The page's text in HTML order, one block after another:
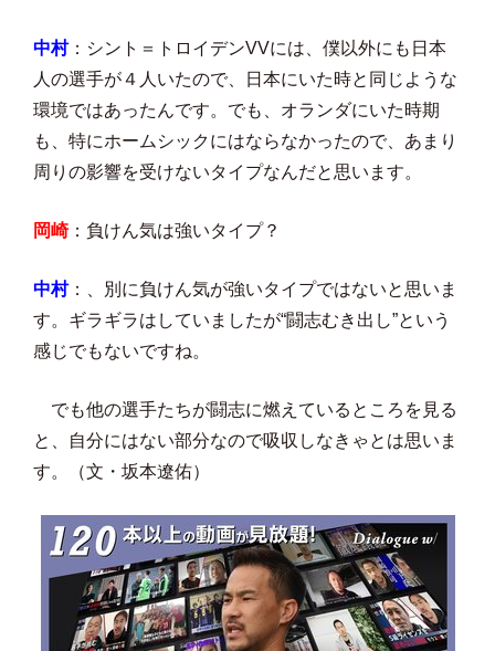
中村：シント＝トロイデンVVには、僕以外にも日本
人の選手が４人いたので、日本にいた時と同じような
環境ではあったんです。でも、オランダにいた時期
も、特にホームシックにはならなかったので、あまり
周りの影響を受けないタイプなんだと思います。
岡崎：負けん気は強いタイプ？
中村：、別に負けん気が強いタイプではないと思いま
す。ギラギラはしていましたが“闘志むき出し”という
感じでもないですね。
でも他の選手たちが闘志に燃えているところを見る
と、自分にはない部分なので吸収しなきゃとは思いま
す。（文・坂本遼佑）